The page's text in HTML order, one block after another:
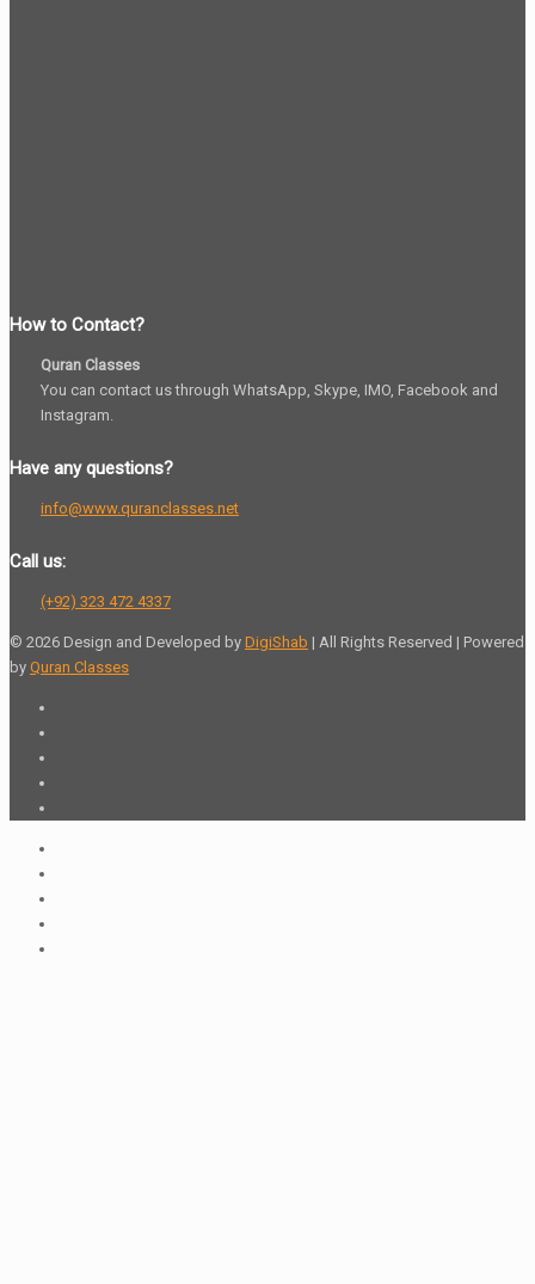
How to Contact?
Quran Classes
You can contact us through WhatsApp, Skype, IMO, Facebook and
Instagram.
Have any questions?
info@www.quranclasses.net
Call us:
(+92) 323 472 4337
© 2026 Design and Developed by DigiShab | All Rights Reserved | Powered
by Quran Classes